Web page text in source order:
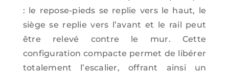
: le repose-pieds se replie vers le haut, le
siège se replie vers l’avant et le rail peut
être relevé contre le mur. Cette
configuration compacte permet de libérer
totalement l’escalier, offrant ainsi un